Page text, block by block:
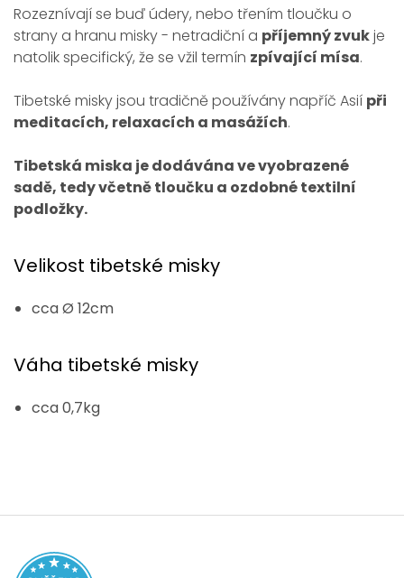
Rozeznívají se buď údery, nebo třením tloučku o
strany a hranu misky - netradiční a příjemný zvukje
natolik specifický, že se vžil termín zpívající mísa.
Tibetské misky jsou tradičně používány napříč Asií při
meditacích, relaxacích a masážích.
Tibetská miska je dodávána ve vyobrazené
sadě, tedy včetně tloučku a ozdobné textilní
podložky.
Velikost tibetské misky
cca Ø 12cm
Váha tibetské misky
cca 0,7kg